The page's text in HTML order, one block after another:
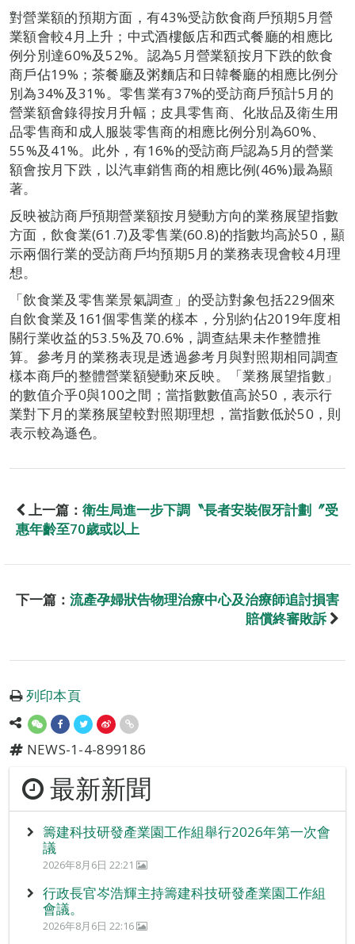
對營業額的預期方面，有43%受訪飲食商戶預期5月營
業額會較4月上升；中式酒樓飯店和西式餐廳的相應比
例分別達60%及52%。認為5月營業額按月下跌的飲食
商戶佔19%；茶餐廳及粥麵店和日韓餐廳的相應比例分
別為34%及31%。零售業有37%的受訪商戶預計5月的
營業額會錄得按月升幅；皮具零售商、化妝品及衛生用
品零售商和成人服裝零售商的相應比例分別為60%、
55%及41%。此外，有16%的受訪商戶認為5月的營業
額會按月下跌，以汽車銷售商的相應比例(46%)最為顯
著。
反映被訪商戶預期營業額按月變動方向的業務展望指數
方面，飲食業(61.7)及零售業(60.8)的指數均高於50，顯
示兩個行業的受訪商戶均預期5月的業務表現會較4月理
想。
「飲食業及零售業景氣調查」的受訪對象包括229個來
自飲食業及161個零售業的樣本，分別約佔2019年度相
關行業收益的53.5%及70.6%，調查結果未作整體推
算。參考月的業務表現是透過參考月與對照期相同調查
樣本商戶的整體營業額變動來反映。「業務展望指數」
的數值介乎0與100之間；當指數數值高於50，表示行
業對下月的業務展望較對照期理想，當指數低於50，則
表示較為遜色。
上一篇： 衛生局進一步下調〝長者安裝假牙計劃〞受
惠年齡至70歲或以上
下一篇： 流產孕婦狀告物理治療中心及治療師追討損害
賠償終審敗訴
列印本頁
NEWS-1-4-899186
最新新聞
籌建科技研發產業園工作組舉行2026年第一次會
議
2026年8月6日 22:21
行政長官岑浩輝主持籌建科技研發產業園工作組
會議。
2026年8月6日 22:16